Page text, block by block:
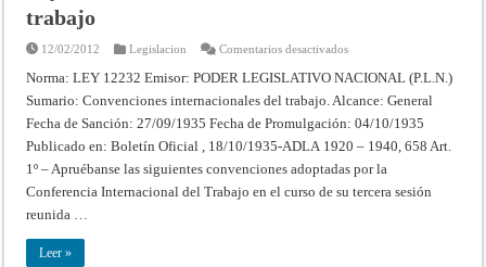
del
de
entre
Argentina
y
Alemania.
trabajo
12/02/2012 Legislacion Comentarios desactivadosen
12.232
–
Convenciones
del
trabajo
Norma: LEY 12232 Emisor: PODER LEGISLATIVO NACIONAL (P.L.N.)
Sumario: Convenciones internacionales del trabajo. Alcance: General
Fecha de Sanción: 27/09/1935 Fecha de Promulgación: 04/10/1935
Publicado en: Boletín Oficial , 18/10/1935-ADLA 1920 – 1940, 658 Art.
1º – Apruébanse las siguientes convenciones adoptadas por la
Conferencia Internacional del Trabajo en el curso de su tercera sesión
reunida …
Leer »